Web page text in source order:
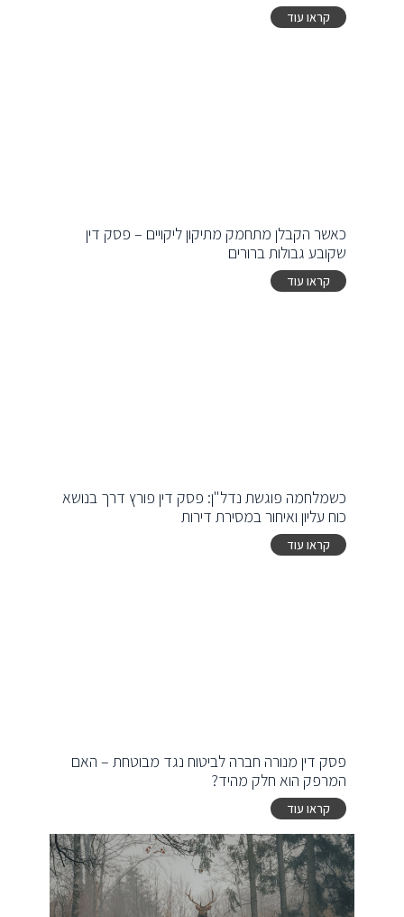
קראו עוד
כאשר הקבלן מתחמק מתיקון ליקויים – פסק דין
שקובע גבולות ברורים
קראו עוד
כשמלחמה פוגשת נדל"ן: פסק דין פורץ דרך בנושא
כוח עליון ואיחור במסירת דירות
קראו עוד
פסק דין מנורה חברה לביטוח נגד מבוטחת – האם
המרפק הוא חלק מהיד?
קראו עוד